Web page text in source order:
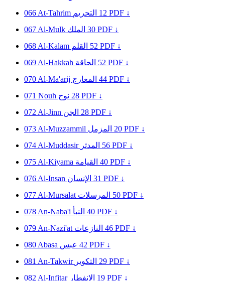
066 At-Tahrim التحريم 12 PDF ↓
067 Al-Mulk الملك 30 PDF ↓
068 Al-Kalam القلم 52 PDF ↓
069 Al-Hakkah الحاقة 52 PDF ↓
070 Al-Ma'arij المعارج 44 PDF ↓
071 Nouh نوح 28 PDF ↓
072 Al-Jinn الجن 28 PDF ↓
073 Al-Muzzammil المزمل 20 PDF ↓
074 Al-Muddasir المدثر 56 PDF ↓
075 Al-Kiyama القيامة 40 PDF ↓
076 Al-Insan الإنسان 31 PDF ↓
077 Al-Mursalat المرسلات 50 PDF ↓
078 An-Naba'i النبأ 40 PDF ↓
079 An-Nazi'at النازعات 46 PDF ↓
080 Abasa عبس 42 PDF ↓
081 An-Takwir التكوير 29 PDF ↓
082 Al-Infitar الانفطار 19 PDF ↓